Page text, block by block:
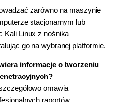
znalezionych luk w
(exploity) (113)
luk w zabezpieczeniach
zarówno na maszynie
stacjonarnym lub
Kali Linux z nośnika
go na wybranej platformie.
informacje o tworzeniu
omawia
raportów